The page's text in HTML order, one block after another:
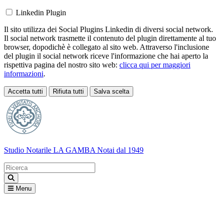
Linkedin Plugin
Il sito utilizza dei Social Plugins Linkedin di diversi social network.
Il social network trasmette il contenuto del plugin direttamente al tuo
browser, dopodichè è collegato al sito web. Attraverso l'inclusione
del plugin il social network riceve l'informazione che hai aperto la
rispettiva pagina del nostro sito web: clicca qui per maggiori
informazioni.
Accetta tutti Rifiuta tutti Salva scelta
Loading...
Studio Notarile LA GAMBA Notai dal 1949
Menu